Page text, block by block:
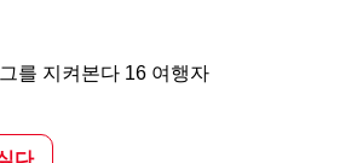
를 지켜본다 16 여행자
다